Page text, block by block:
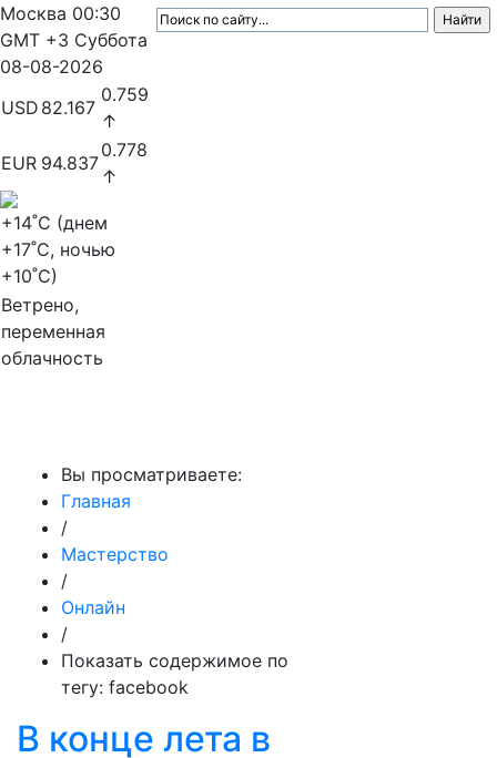
Москва 00:30
GMT +3 Суббота
08-08-2026
USD 82.167
0.759
↑
EUR 94.837
0.778
↑
+14˚C (днем
+17˚C, ночью
+10˚C)
Ветрено,
переменная
облачность
Вы просматриваете:
Главная
/
Мастерство
/
Онлайн
/
Показать содержимое по
тегу: facebook
В конце лета в